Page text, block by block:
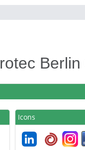
rotec Berlin
Icons